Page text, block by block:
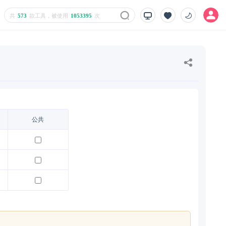
共 573 款工具，被使用 1053395 次
公共